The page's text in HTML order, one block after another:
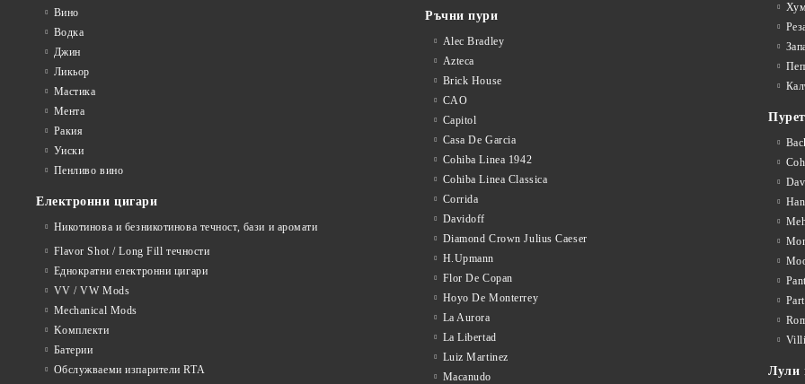
Вино
Водка
Джин
Ликьор
Мастика
Мента
Ракия
Уиски
Пенливо вино
Електронни цигари
Никотинова и безникотинова течност, бази и аромати
Flavor Shot / Long Fill течности
Еднократни електронни цигари
VV / VW Mods
Mechanical Mods
Kомплекти
Батерии
Обслужваеми изпарители RTA
Ръчни пури
Alec Bradley
Azteca
Brick House
CAO
Capitol
Casa De Garcia
Cohiba Linea 1942
Cohiba Linea Classica
Corrida
Davidoff
Diamond Crown Julius Caeser
H.Upmann
Flor De Copan
Hoyo De Monterrey
La Aurora
La Libertad
Luiz Martinez
Macanudo
Лули